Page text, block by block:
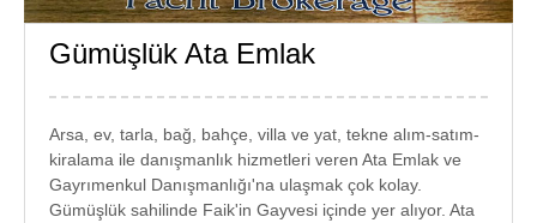
GÜMÜŞLÜK
Gümüşlük Ata Emlak
Arsa, ev, tarla, bağ, bahçe, villa ve yat, tekne alım-satım-
kiralama ile danışmanlık hizmetleri veren Ata Emlak ve
Gayrımenkul Danışmanlığı'na ulaşmak çok kolay.
Gümüşlük sahilinde Faik'in Gayvesi içinde yer alıyor. Ata